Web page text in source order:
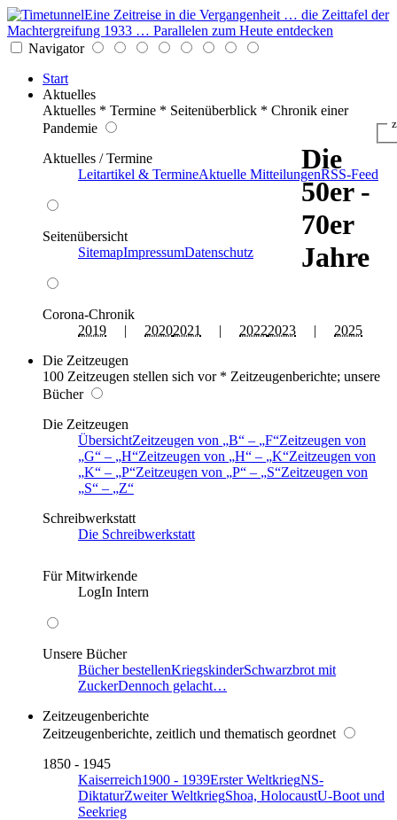
Eine Zeitreise in die Vergangenheit … die Zeittafel der
Machtergreifung 1933 … Parallelen zum Heute entdecken
Navigator
Start
Aktuelles
Aktuelles * Termine * Seitenüberblick * Chronik einer
Pandemie
Aktuelles / Termine
Leitartikel & TermineAktuelle MitteilungenRSS-Feed
Seitenübersicht
SitemapImpressumDatenschutz
Corona-Chronik
2019 | 20202021 | 20222023 | 2025
Die Zeitzeugen
100 Zeitzeugen stellen sich vor * Zeitzeugenberichte; unsere
Bücher
Die Zeitzeugen
ÜbersichtZeitzeugen von B – F Zeitzeugen von
G
– H Zeitzeugen von H – K Zeitzeugen von
K
– P Zeitzeugen von P – S Zeitzeugen von
S
–
Z
Schreibwerkstatt
Die Schreibwerkstatt
Für Mitwirkende
LogIn Intern
Unsere Bücher
Bücher bestellenKriegskinderSchwarzbrot mit
ZuckerDennoch gelacht…
Zeitzeugenberichte
Zeitzeugenberichte, zeitlich und thematisch geordnet
1850 - 1945
Kaiserreich1900 - 1939Erster WeltkriegNS-
DiktaturZweiter WeltkriegShoa, HolocaustU-Boot und
Seekrieg
Die
50er -
70er
Jahre